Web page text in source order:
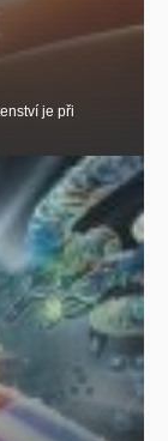
je při